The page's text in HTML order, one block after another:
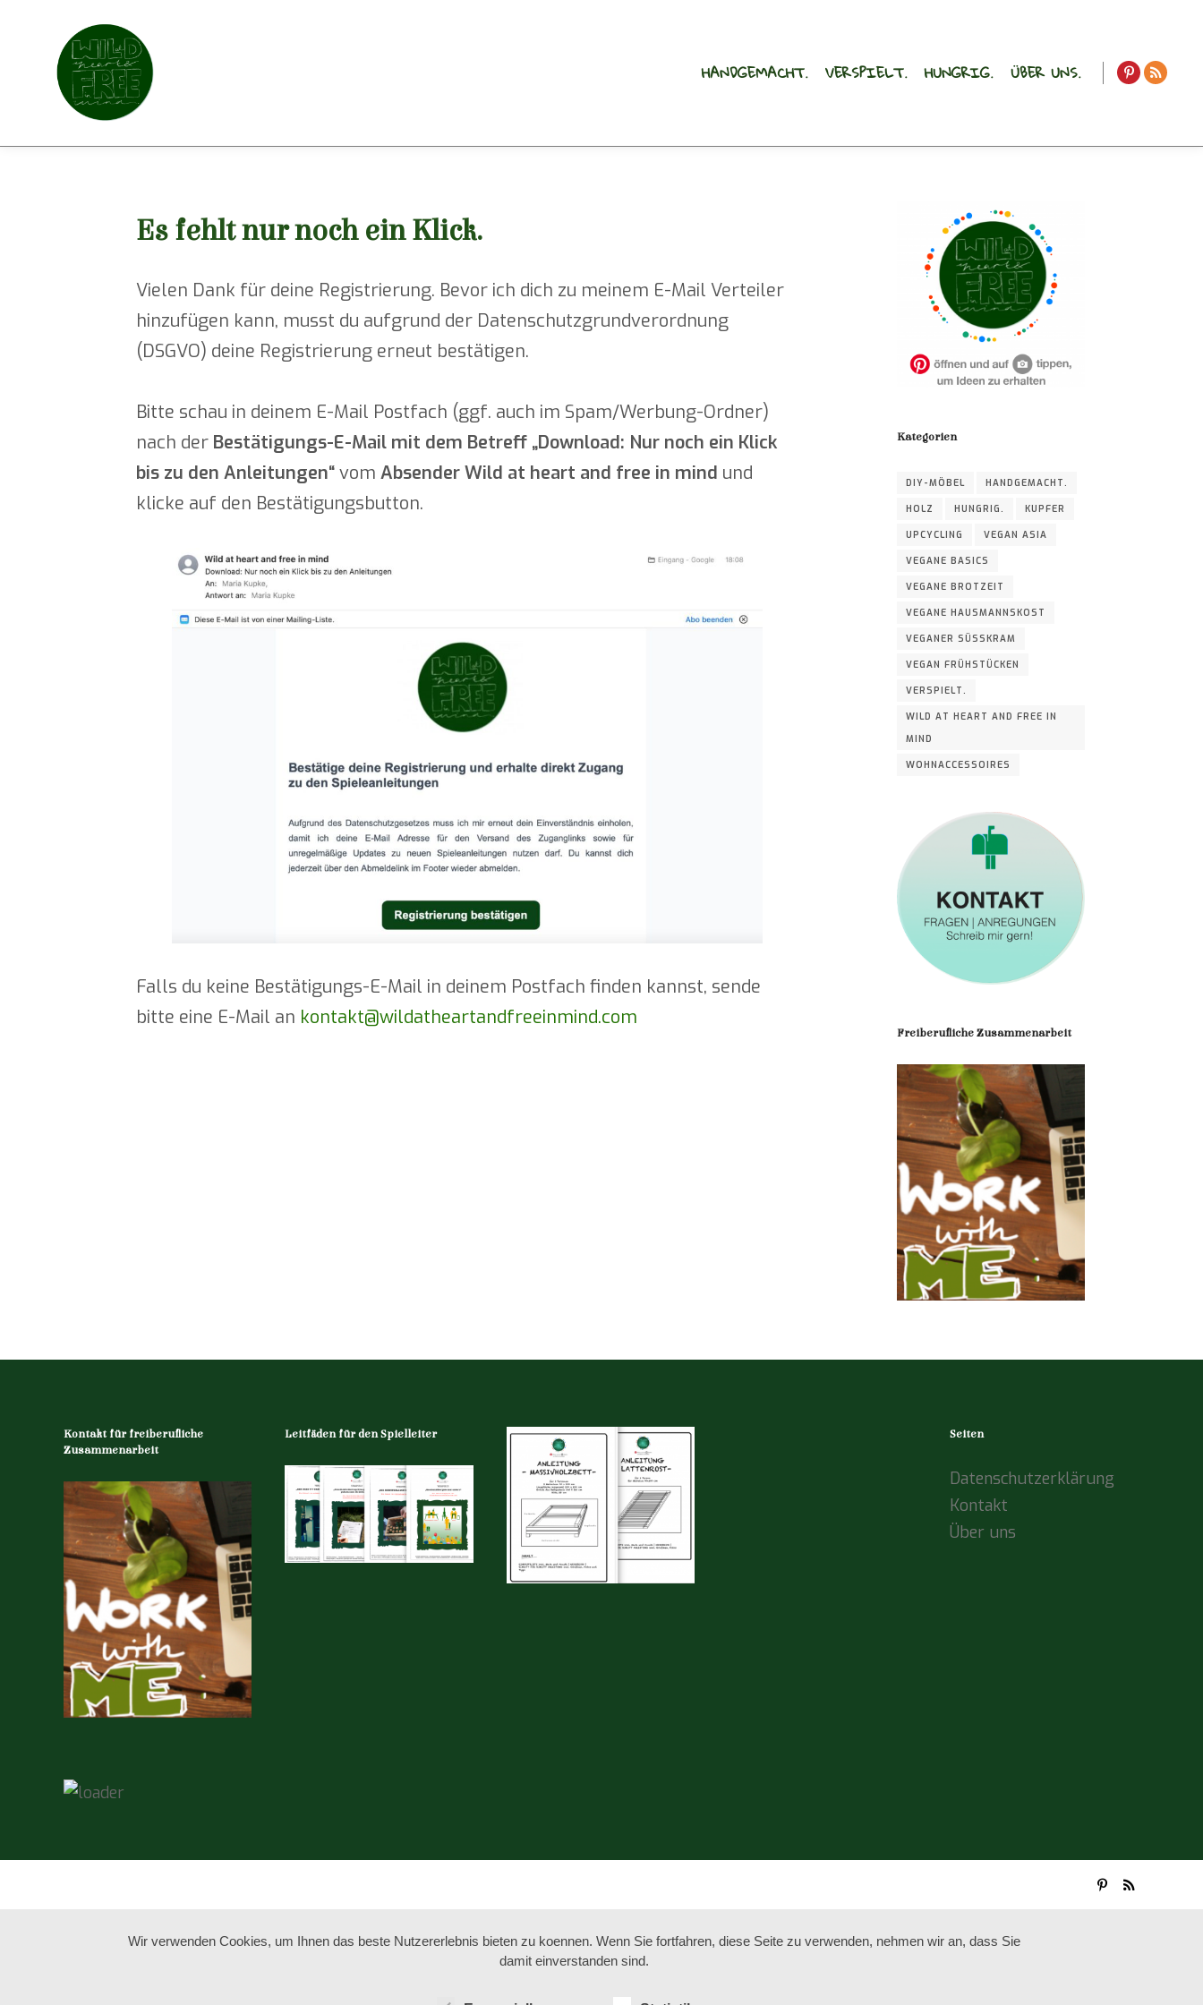
HANDGEMACHT. VERSPIELT. HUNGRIG. ÜBER UNS.
Es fehlt nur noch ein Klick.
Vielen Dank für deine Registrierung. Bevor ich dich zu meinem E-Mail Verteiler
hinzufügen kann, musst du aufgrund der Datenschutzgrundverordnung
(DSGVO) deine Registrierung erneut bestätigen.
Bitte schau in deinem E-Mail Postfach (ggf. auch im Spam/Werbung-Ordner)
nach der Bestätigungs-E-Mail mit dem Betreff „Download: Nur noch ein Klick
bis zu den Anleitungen“vom Absender Wild at heart and free in mind und
klicke auf den Bestätigungsbutton.
Falls du keine Bestätigungs-E-Mail in deinem Postfach finden kannst, sende
bitte eine E-Mail an kontakt@wildatheartandfreeinmind.com
Kategorien
DIY-MÖBEL HANDGEMACHT.
HOLZ HUNGRIG. KUPFER
UPCYCLING VEGAN ASIA
VEGANE BASICS
VEGANE BROTZEIT
VEGANE HAUSMANNSKOST
VEGANER SÜSSKRAM
VEGAN FRÜHSTÜCKEN
VERSPIELT.
WILD AT HEART AND FREE IN
MIND
WOHNACCESSOIRES
Freiberufliche Zusammenarbeit
Kontakt für freiberufliche
Zusammenarbeit
Leitfäden für den Spielleiter Seiten
Datenschutzerklärung
Kontakt
Über uns
Wir verwenden Cookies, um Ihnen das beste Nutzererlebnis bieten zu koennen. Wenn Sie fortfahren, diese Seite zu verwenden, nehmen wir an, dass Sie
damit einverstanden sind.